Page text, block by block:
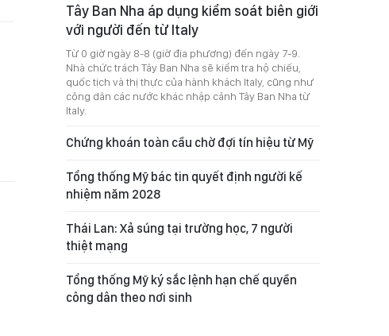
Tây Ban Nha áp dụng kiểm soát biên giới
với người đến từ Italy
Từ 0 giờ ngày 8-8 (giờ địa phương) đến ngày 7-9.
Nhà chức trách Tây Ban Nha sẽ kiểm tra hộ chiếu,
quốc tịch và thị thực của hành khách Italy, cũng như
công dân các nước khác nhập cảnh Tây Ban Nha từ
Italy.
Chứng khoán toàn cầu chờ đợi tín hiệu từ Mỹ
Tổng thống Mỹ bác tin quyết định người kế
nhiệm năm 2028
Thái Lan: Xả súng tại trường học, 7 người
thiệt mạng
Tổng thống Mỹ ký sắc lệnh hạn chế quyền
công dân theo nơi sinh